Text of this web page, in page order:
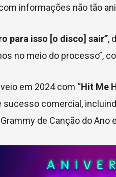
informações não tão
para isso [o disco] sair”,
no meio do processo”,
em 2024 com “Hit Me
comercial,
de Canção do Ano